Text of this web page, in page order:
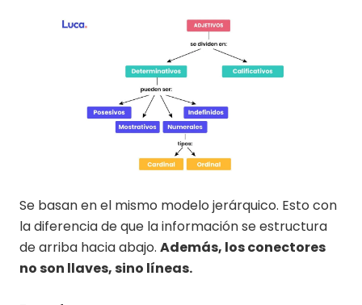
Se basan en el mismo modelo jerárquico. Esto con
la diferencia de que la información se estructura
de arriba hacia abajo. Además, los conectores
no son llaves, sino líneas.